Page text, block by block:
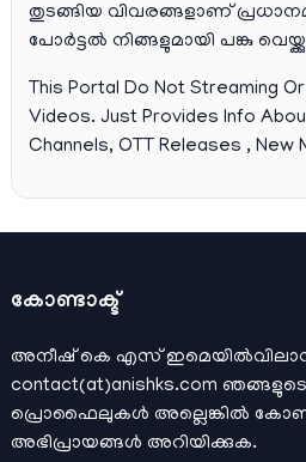
തുടങ്ങിയ വിവരങ്ങളാണ്
പോര്‍ട്ടല്‍ നിങ്ങളുമായി പങ്കു
This Portal Do Not Streaming
Videos. Just Provides Info
Channels, OTT Releases ,
കോണ്ടാക്ട്
അനീഷ്‌ കെ എസ്
contact(at)anishks.com
പ്രൊഫൈലുകള്‍ അല്ലെങ്കില്‍
അഭിപ്രായങ്ങള്‍ അറിയിക്കുക.